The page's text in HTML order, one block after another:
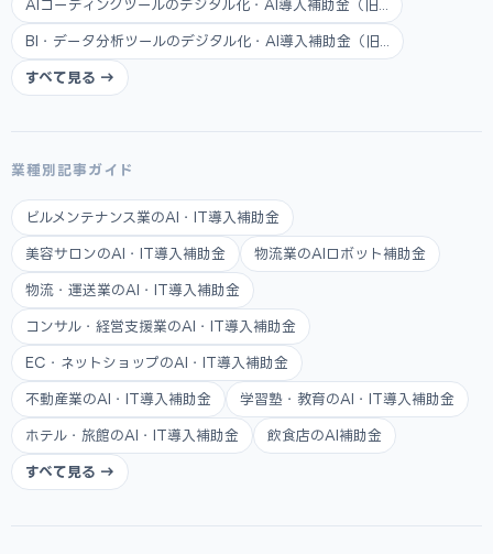
AIコーディングツールのデジタル化・AI導入補助金（旧...
BI・データ分析ツールのデジタル化・AI導入補助金（旧...
すべて見る →
業種別記事ガイド
ビルメンテナンス業のAI・IT導入補助金
美容サロンのAI・IT導入補助金 物流業のAIロボット補助金
物流・運送業のAI・IT導入補助金
コンサル・経営支援業のAI・IT導入補助金
EC・ネットショップのAI・IT導入補助金
不動産業のAI・IT導入補助金 学習塾・教育のAI・IT導入補助金
ホテル・旅館のAI・IT導入補助金 飲食店のAI補助金
すべて見る →